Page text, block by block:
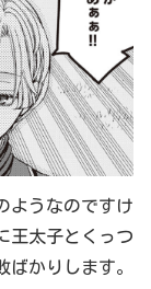
ようなのですけ
王太子とくっつ
ばかりします。